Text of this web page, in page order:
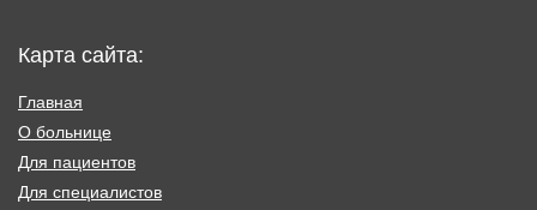
Карта сайта:
Главная
О больнице
Для пациентов
Для специалистов